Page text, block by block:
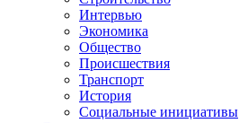
Интервью
Экономика
Общество
Происшествия
Транспорт
История
Социальные инициативы